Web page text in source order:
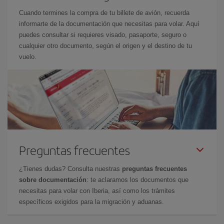
Cuando termines la compra de tu billete de avión, recuerda
informarte de la documentación que necesitas para volar. Aquí
puedes consultar si requieres visado, pasaporte, seguro o
cualquier otro documento, según el origen y el destino de tu
vuelo.
Preguntas frecuentes
¿Tienes dudas? Consulta nuestras preguntas frecuentes
sobre documentación: te aclaramos los documentos que
necesitas para volar con Iberia, así como los trámites
específicos exigidos para la migración y aduanas.